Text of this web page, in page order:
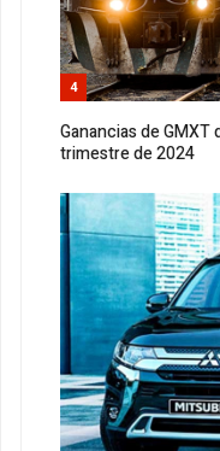
4
Ganancias de
trimestre de 2024